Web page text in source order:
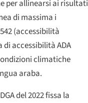
per allinearsi ai risultati
di massima i
(accessibilità
accessibilità ADA
climatiche
araba.
del 2022 fissa la